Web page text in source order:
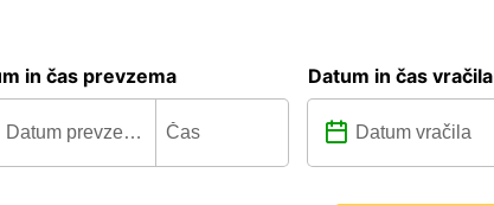
in čas prevzema Datum in čas vračila